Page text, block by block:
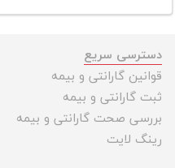
دسترسی سریع
قوانین گارانتی و بیمه
ثبت گارانتی و بیمه
بررسی صحت گارانتی و بیمه
رینگ لایت